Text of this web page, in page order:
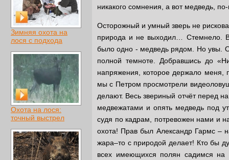
Зимняя охота на
лося с подхода
Охота на лося:
точный выстрел
никакого сомнения, а вот медведь,
Осторожный и умный зверь не
природа и не выходил… Стемнело.
было одно - медведь рядом. Но увы.
полной темноте. Добравшись до
напряжения, которое держало меня,
мы с Петром просмотрели
делают. Весь звериный отчёт перед
медвежатами и опять медведь под
судя по кадрам, потревожен нами и
охота! Прав был Александр Гармс –
жара–то с природой делает! Кто бы
всех имеющихся полян садимся на